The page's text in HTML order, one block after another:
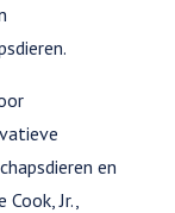
en
Jr.,